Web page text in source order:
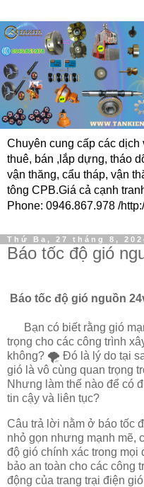
Chuyên cung cấp các
thuê, bán ,lắp dựng, tháo
vận thăng, cẩu tháp, vận
tông CPB.Giá cả cạnh
Phone: 0946.867.978 /
Thứ Ba, 27 tháng 8,
Báo tốc độ gió
Báo tốc độ gió nguồn
Bạn có biết rằng gió
trọng cho các công trình
không? 🌪️ Đó là lý do tại
gió là vô cùng quan trọng
Nhưng làm thế nào để có
tin cậy và liên tục?
Câu trả lời nằm ở báo tốc
nhỏ gọn nhưng mạnh mẽ,
độ gió chính xác trong
bảo an toàn cho các công
động của trang trại điện